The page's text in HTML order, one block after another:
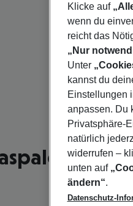
-
Klicke auf
wenn du
reicht das
„Nur
Unter
kannst du
Einstellungen
anpassen. Du
Privatsphäre-
natürlich
widerrufen –
unten auf
ändern“.
Datenschutz-